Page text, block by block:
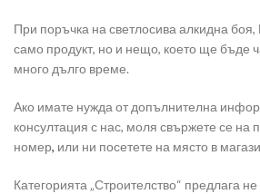
При поръчка на светлосива алкидна боя,
само продукт, но и нещо, което ще бъде
много дълго време.
Ако имате нужда от допълнителна
консултация с нас, моля свържете се на
номер, или ни посетете на място в
Категорията „Строителство“ предлага